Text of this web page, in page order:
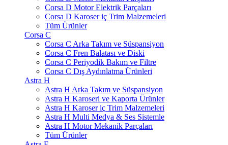
Corsa D Motor Elektrik Parçaları
Corsa D Karoser iç Trim Malzemeleri
Tüm Ürünler
Corsa C
Corsa C Arka Takım ve Süspansiyon
Corsa C Fren Balatası ve Diski
Corsa C Periyodik Bakım ve Filtre
Corsa C Dış Aydınlatma Ürünleri
Astra H
Astra H Arka Takım ve Süspansiyon
Astra H Karoseri ve Kaporta Ürünler
Astra H Karoser iç Trim Malzemeleri
Astra H Multi Medya & Ses Sistemle
Astra H Motor Mekanik Parçaları
Tüm Ürünler